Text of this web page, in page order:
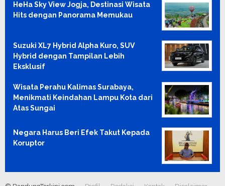
HeHa Sky View Jogja, Destinasi Wisata
Hits dengan Panorama Memukau
Suzuki XL7 Hybrid Alpha Kuro, SUV
Hybrid dengan Tampilan Lebih
Eksklusif
Wisata Perahu Kalimas Surabaya,
Menikmati Keindahan Lampu Kota dari
Atas Sungai
Negara Harus Beri Efek Takut Kepada
Koruptor